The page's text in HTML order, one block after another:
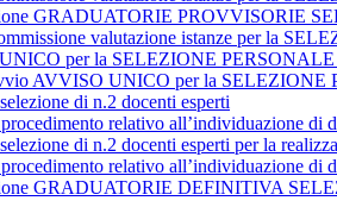
GRADUATORIE PROVVISORIE
valutazione istanze per la
per la SELEZIONE
AVVISO UNICO per la SELEZIONE
di n.2 docenti esperti
relativo all’individuazione di
di n.2 docenti esperti per la
relativo all’individuazione di
GRADUATORIE DEFINITIVA